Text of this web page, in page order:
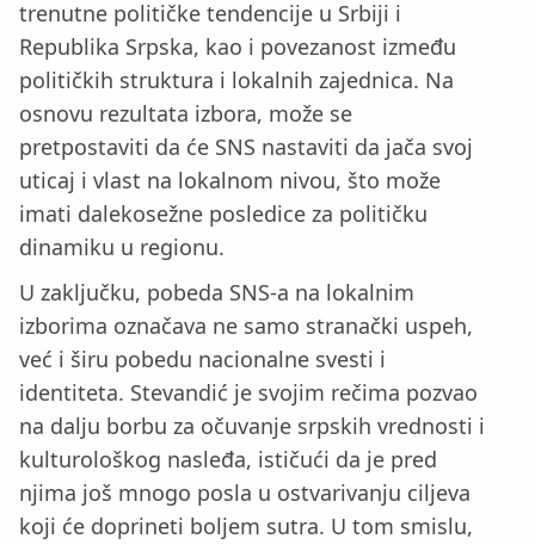
trenutne političke tendencije u Srbiji i
Republika Srpska, kao i povezanost između
političkih struktura i lokalnih zajednica. Na
osnovu rezultata izbora, može se
pretpostaviti da će SNS nastaviti da jača svoj
uticaj i vlast na lokalnom nivou, što može
imati dalekosežne posledice za političku
dinamiku u regionu.
U zaključku, pobeda SNS-a na lokalnim
izborima označava ne samo stranački uspeh,
već i širu pobedu nacionalne svesti i
identiteta. Stevandić je svojim rečima pozvao
na dalju borbu za očuvanje srpskih vrednosti i
kulturološkog nasleđa, ističući da je pred
njima još mnogo posla u ostvarivanju ciljeva
koji će doprineti boljem sutra. U tom smislu,